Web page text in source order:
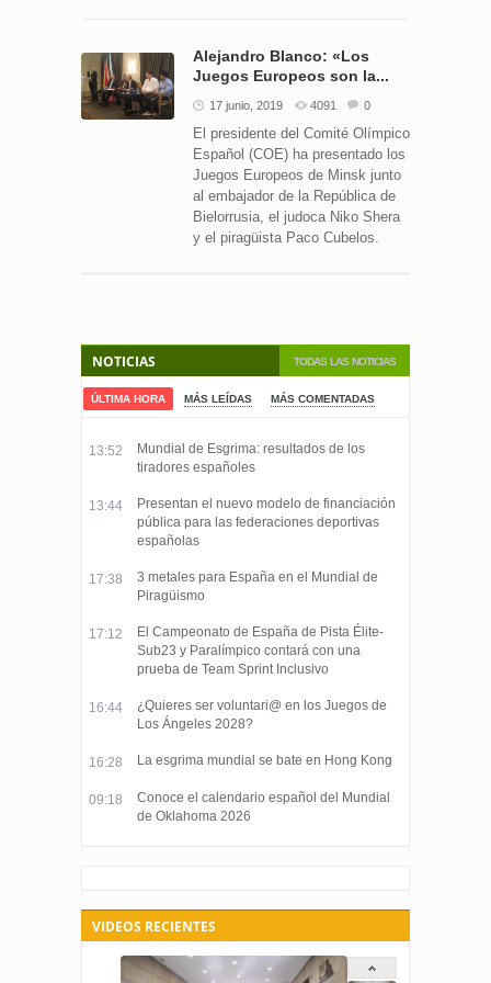
Alejandro Blanco: «Los
Juegos Europeos son la...
17 junio, 2019 4091 0
El presidente del Comité Olímpico
Español (COE) ha presentado los
Juegos Europeos de Minsk junto
al embajador de la República de
Bielorrusia, el judoca Niko Shera
y el piragüista Paco Cubelos.
TODAS LAS NOTICIAS
NOTICIAS
ÚLTIMA HORA MÁS LEÍDAS MÁS COMENTADAS
13:52
Mundial de Esgrima: resultados de los
tiradores españoles
13:44
Presentan el nuevo modelo de financiación
pública para las federaciones deportivas
españolas
17:38
3 metales para España en el Mundial de
Piragüismo
17:12
El Campeonato de España de Pista Élite-
Sub23 y Paralímpico contará con una
prueba de Team Sprint Inclusivo
16:44
¿Quieres ser voluntari@ en los Juegos de
Los Ángeles 2028?
16:28 La esgrima mundial se bate en Hong Kong
09:18
Conoce el calendario español del Mundial
de Oklahoma 2026
VIDEOS RECIENTES